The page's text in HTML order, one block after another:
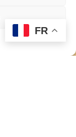
FR